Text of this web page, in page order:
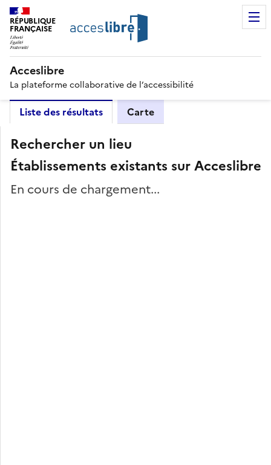
RÉPUBLIQUE
FRANÇAISE
Acceslibre
La plateforme collaborative de l’accessibilité
Liste des résultats Carte
Rechercher un lieu
Établissements existants sur Acceslibre
En cours de chargement...